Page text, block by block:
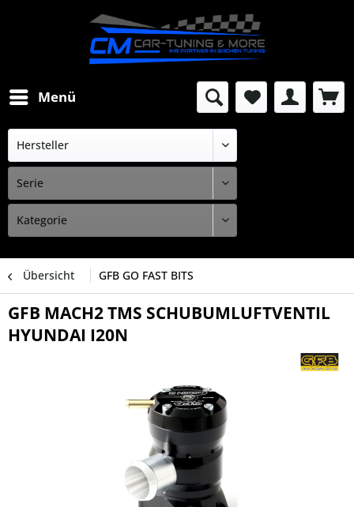
Menü
Übersicht GFB GO FAST BITS
GFB MACH2 TMS SCHUBUMLUFTVENTIL
HYUNDAI I20N